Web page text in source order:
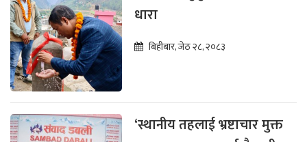
धारा
बिहीबार, जेठ २८, २०८३
‘स्थानीय तहलाई भ्रष्टाचार मुक्त